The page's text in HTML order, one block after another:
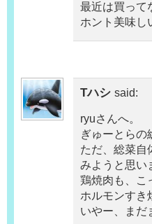
最近は買って
ホント美味し
Tハシ said:
ryuさんへ。
ぎゅーとらの
ただ、総菜自
みようと思い
鶏焼肉も、こ
ホルモンすき
いやー、まだ